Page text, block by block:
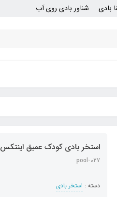
بادی شناور بادی روی آب
استخر بادی کودک عمیق اینتکس
pool-027
دسته : استخر بادی